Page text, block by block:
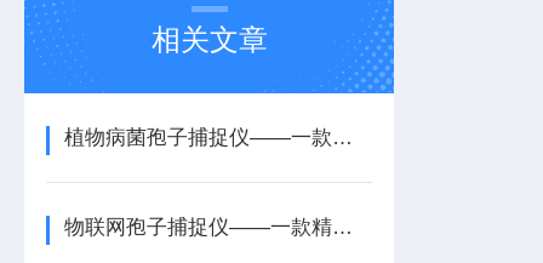
相关文章
植物病菌孢子捕捉仪——一款多领域应用的大棚用病菌孢子捕捉仪2025+派+送
物联网孢子捕捉仪——一款精准农业发展的远程智能孢子捕捉仪2025+派+送